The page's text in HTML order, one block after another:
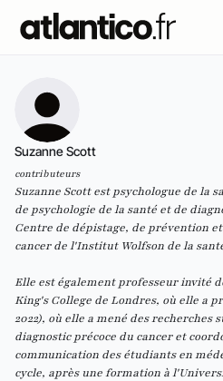
Suzanne Scott
contributeurs
Suzanne Scott est psychologue de la
de psychologie de la santé et de
Centre de dépistage, de prévention
cancer de l'Institut Wolfson de la
Elle est également professeur invité
King's College de Londres, où elle a
2022), où elle a mené des recherches
diagnostic précoce du cancer et
communication des étudiants en
cycle, après une formation à